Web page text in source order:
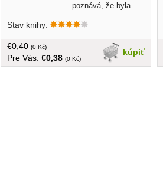
poznává, že byla
Nejkrásnější životní role nakonec přece
muže... brožovaná, v češtine, 58 strán
Stav knihy:
kúpiť
€0,40 (0 Kč)
Pre Vás: €0,38 (0 Kč)